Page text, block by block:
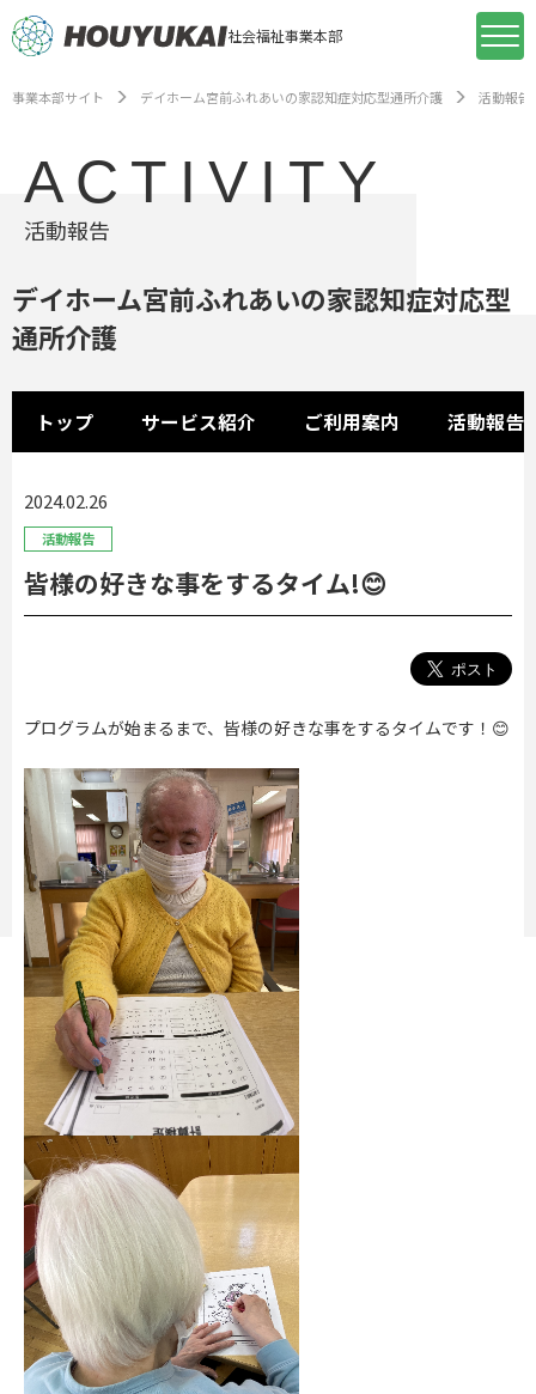
社会福祉事業本部
事業本部サイト デイホーム宮前ふれあいの家認知症対応型通所介護 活動報告
ACTIVITY
活動報告
デイホーム宮前ふれあいの家認知症対応型
通所介護
トップ サービス紹介 ご利用案内 活動報告
2024.02.26
活動報告
皆様の好きな事をするタイム!😊
プログラムが始まるまで、皆様の好きな事をするタイムです！😊